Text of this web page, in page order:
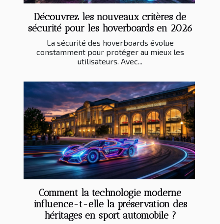
Découvrez les nouveaux critères de
sécurité pour les hoverboards en 2026
La sécurité des hoverboards évolue
constamment pour protéger au mieux les
utilisateurs. Avec...
Comment la technologie moderne
influence-t-elle la préservation des
héritages en sport automobile ?